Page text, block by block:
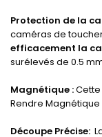
Protection de la
caméras de
efficacement la
surélevés de 0.5
Magnétique :Cette
Rendre
Découpe Précise: